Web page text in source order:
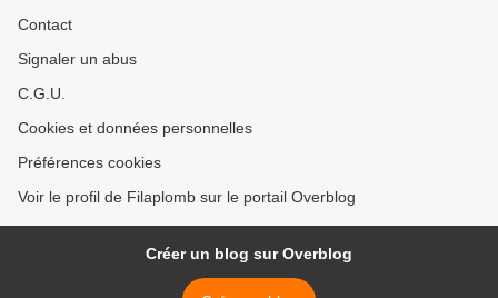
Contact
Signaler un abus
C.G.U.
Cookies et données personnelles
Préférences cookies
Voir le profil de Filaplomb sur le portail Overblog
Créer un blog sur Overblog